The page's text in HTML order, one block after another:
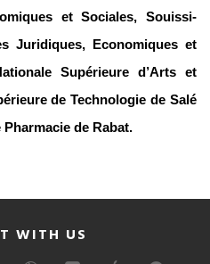
et Sociales, Souissi-
Juridiques, Economiques et
Supérieure d’Arts et
de Technologie de Salé
de Rabat.
WITH US